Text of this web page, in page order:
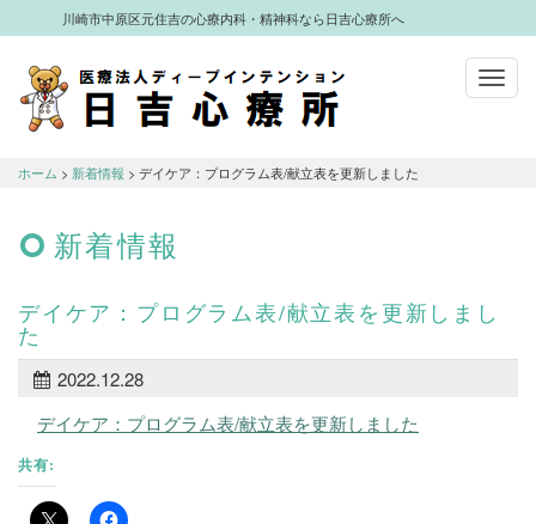
川崎市中原区元住吉の心療内科・精神科なら日吉心療所へ
なら日吉心療所へ
ホーム > 新着情報 > デイケア：プログラム表/献立表を更新しました
新着情報
デイケア：プログラム表/献立表を更新しまし
た
2022.12.28
デイケア：プログラム表/献立表を更新しました
共有: